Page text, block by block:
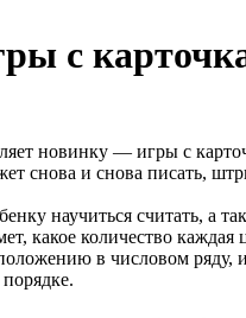
с
новинку — игры с
снова и снова писать,
научиться считать, а
какое количество
в числовом